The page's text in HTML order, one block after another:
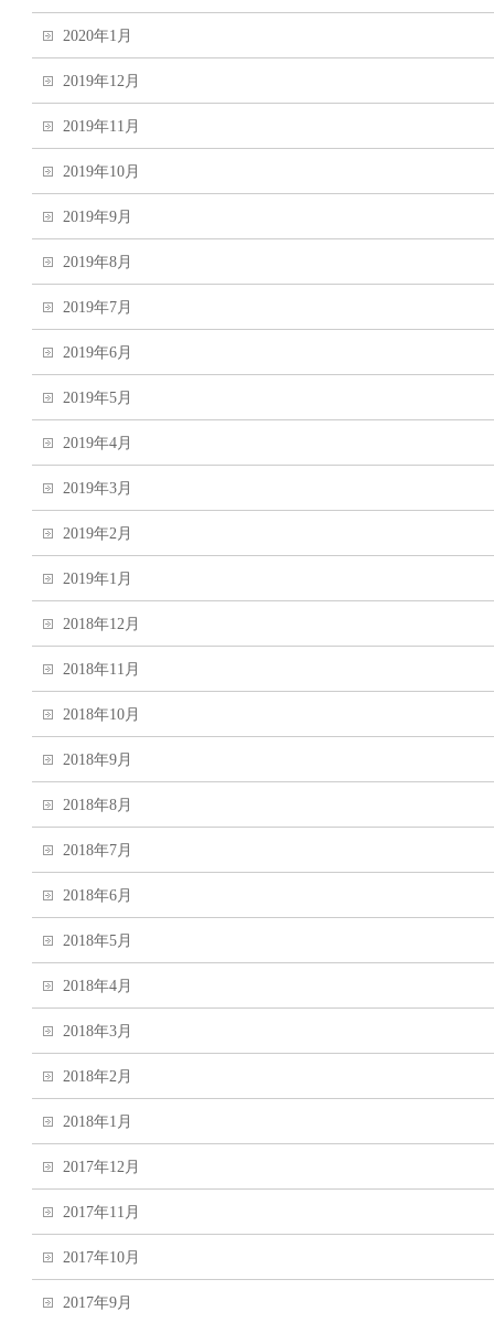
2020年1月
2019年12月
2019年11月
2019年10月
2019年9月
2019年8月
2019年7月
2019年6月
2019年5月
2019年4月
2019年3月
2019年2月
2019年1月
2018年12月
2018年11月
2018年10月
2018年9月
2018年8月
2018年7月
2018年6月
2018年5月
2018年4月
2018年3月
2018年2月
2018年1月
2017年12月
2017年11月
2017年10月
2017年9月